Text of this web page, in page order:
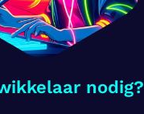
nodig?​